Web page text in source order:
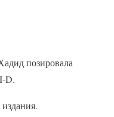
позировала
D.